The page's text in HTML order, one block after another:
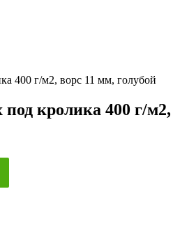
400 г/м2, ворс 11 мм, голубой
кролика 400 г/